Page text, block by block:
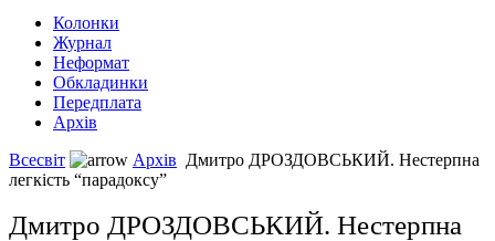
Колонки
Журнал
Неформат
Обкладинки
Передплата
Архів
Всесвіт
Архів Дмитро ДРОЗДОВСЬКИЙ. Нестерпна
легкість “парадоксу”
Дмитро ДРОЗДОВСЬКИЙ. Нестерпна